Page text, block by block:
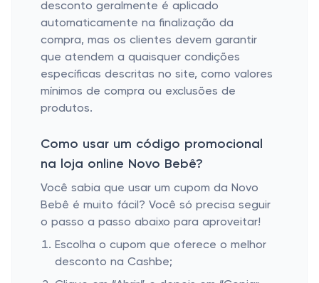
desconto geralmente é aplicado
automaticamente na finalização da
compra, mas os clientes devem garantir
que atendem a quaisquer condições
específicas descritas no site, como valores
mínimos de compra ou exclusões de
produtos.
Como usar um código promocional
na loja online Novo Bebê?
Você sabia que usar um cupom da Novo
Bebê é muito fácil? Você só precisa seguir
o passo a passo abaixo para aproveitar!
Escolha o cupom que oferece o melhor
desconto na Cashbe;